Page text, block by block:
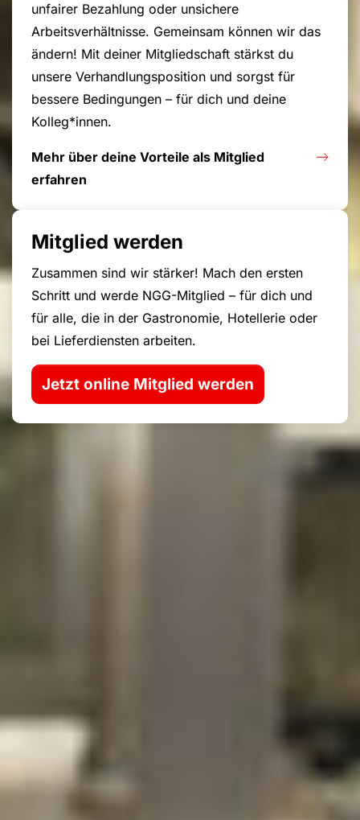
unfairer Bezahlung oder unsichere
Arbeitsverhältnisse. Gemeinsam können wir das
ändern! Mit deiner Mitgliedschaft stärkst du
unsere Verhandlungsposition und sorgst für
bessere Bedingungen – für dich und deine
Kolleg*innen.
Mehr über deine Vorteile als Mitglied
erfahren
Mitglied werden
Zusammen sind wir stärker! Mach den ersten
Schritt und werde NGG-Mitglied – für dich und
für alle, die in der Gastronomie, Hotellerie oder
bei Lieferdiensten arbeiten.
Jetzt online Mitglied werden